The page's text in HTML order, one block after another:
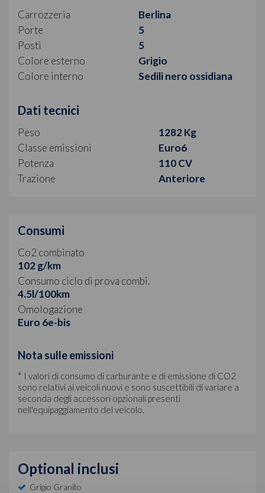
Carrozzeria
Berlina
Porte
5
Posti
5
Colore esterno
Grigio
Colore interno
Sedili nero ossidiana
Dati tecnici
Peso
1282 Kg
Classe emissioni
Euro6
Potenza
110 CV
Trazione
Anteriore
Consumi
Co2 combinato
102 g/km
Consumo ciclo di prova combi.
4.5l/100km
Omologazione
Euro 6e-bis
Nota sulle emissioni
* I valori di consumo di carburante e di emissione di CO2
sono relativi ai veicoli nuovi e sono suscettibili di variare a
seconda degli accessori opzionali presenti
nell'equipaggiamento del veicolo.
Optional inclusi
Grigio Granito